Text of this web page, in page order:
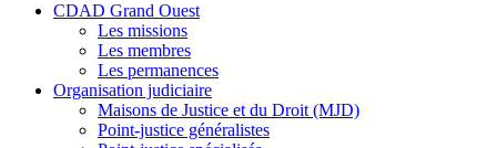
CDAD Grand Ouest
Les missions
Les membres
Les permanences
Organisation judiciaire
Maisons de Justice et du Droit (MJD)
Point-justice généralistes